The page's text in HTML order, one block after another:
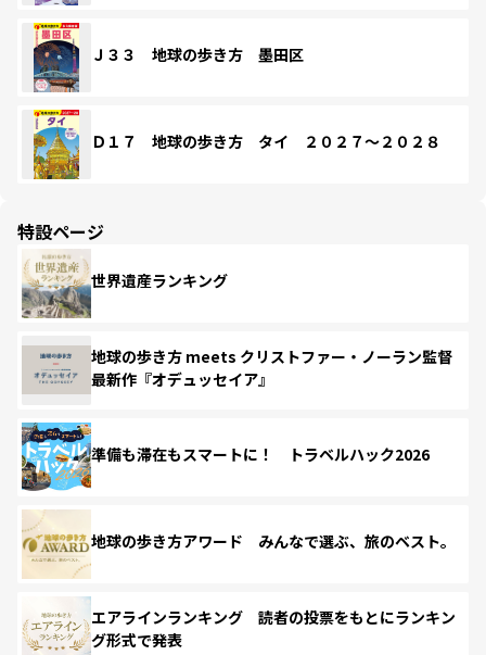
Ｊ３３ 地球の歩き方 墨田区
Ｄ１７ 地球の歩き方 タイ ２０２７～２０２８
特設ページ
世界遺産ランキング
地球の歩き方 meets クリストファー・ノーラン監督
最新作『オデュッセイア』
準備も滞在もスマートに！ トラベルハック2026
地球の歩き方アワード みんなで選ぶ、旅のベスト。
エアラインランキング 読者の投票をもとにランキン
グ形式で発表